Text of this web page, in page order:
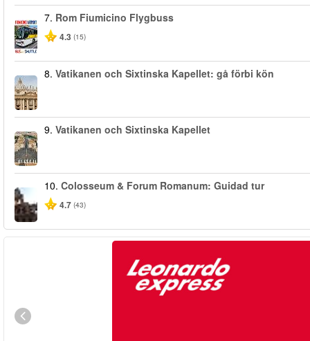
7. Rom Fiumicino Flygbuss
4.3 (15)
8. Vatikanen och Sixtinska Kapellet: gå förbi kön
9. Vatikanen och Sixtinska Kapellet
10. Colosseum & Forum Romanum: Guidad tur
4.7 (43)